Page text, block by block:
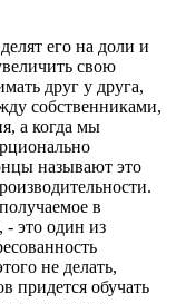
его на доли и
свою
друг у друга,
собственниками,
а когда мы
называют это
в
- это один из
не делать,
придется обучать